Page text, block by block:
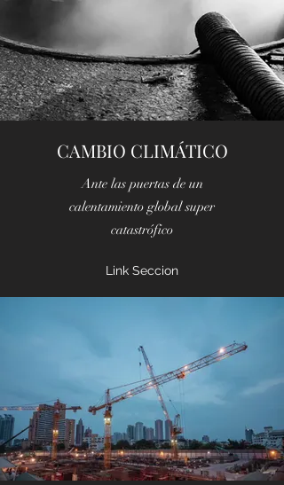
CAMBIO CLIMÁTICO
Ante las puertas de un